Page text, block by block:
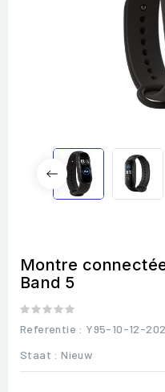
Montre
Band 5
Referentie : Y95-10-12-
Staat : Nieuw